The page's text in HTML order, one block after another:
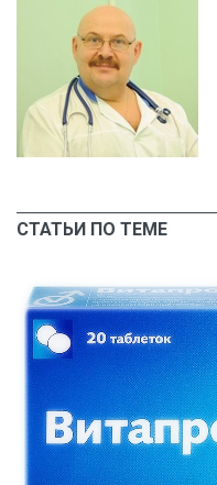
СТАТЬИ ПО ТЕМЕ